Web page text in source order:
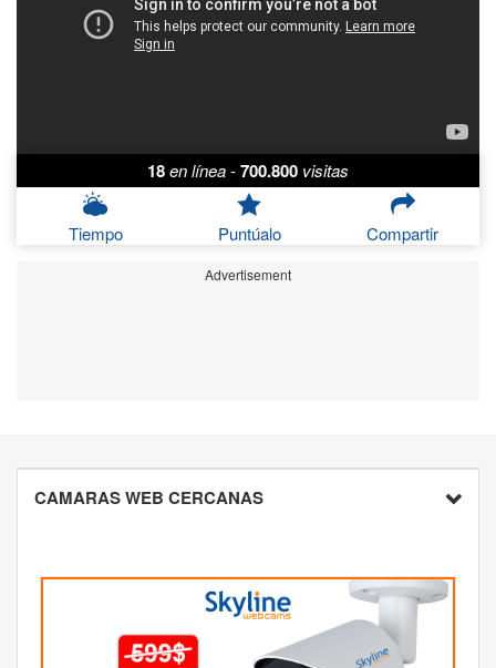
18en línea-700.800 visitas
Tiempo Puntúalo Compartir
Advertisement
CAMARAS WEB CERCANAS